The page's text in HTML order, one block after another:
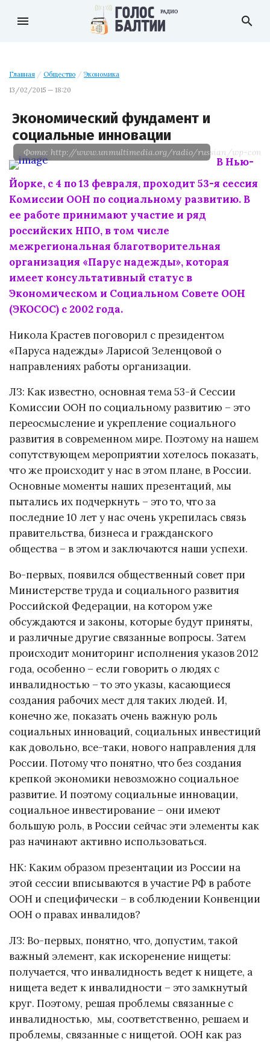
menu search
Главная / Общество / Экономика
13/02/2015 — 18:20
Экономический фундамент и
социальные инновации
Фото: http://www.unmultimedia.org/radio/russian/wp-
В Нью-
Йорке, с 4 по 13 февраля, проходит 53-я сессия
Комиссии ООН по социальному развитию. В
ее работе принимают участие и ряд
российских НПО, в том числе
межрегиональная благотворительная
организация «Парус надежды», которая
имеет консультативный статус в
Экономическом и Социальном Совете ООН
(ЭКОСОС) с 2002 года.
Никола Крастев поговорил с президентом
«Паруса надежды» Ларисой Зеленцовой о
направлениях работы организации.
ЛЗ: Как известно, основная тема 53-й Сессии
Комиссии ООН по социальному развитию – это
переосмысление и укрепление социального
развития в современном мире. Поэтому на нашем
сопутствующем мероприятии хотелось показать,
что же происходит у нас в этом плане, в России.
Основные моменты наших презентаций, мы
пытались их подчеркнуть – это то, что за
последние 10 лет у нас очень укрепилась связь
правительства, бизнеса и гражданского
общества – в этом и заключаются наши успехи.
Во-первых, появился общественный совет при
Министерстве труда и социального развития
Российской Федерации, на котором уже
обсуждаются и законы, которые будут приняты,
и различные другие связанные вопросы. Затем
происходит мониторинг исполнения указов 2012
года, особенно – если говорить о людях с
инвалидностью – то это указы, касающиеся
создания рабочих мест для таких людей. И,
конечно же, показать очень важную роль
социальных инноваций, социальных инвестиций
как довольно, все-таки, нового направления для
России. Потому что понятно, что без создания
крепкой экономики невозможно социальное
развитие. И поэтому социальные инновации,
социальное инвестирование – они имеют
большую роль, в России сейчас эти элементы как
раз начинают активно использоваться.
НК: Каким образом презентации из России на
этой сессии вписываются в участие РФ в работе
ООН и специфически – в соблюдении Конвенции
ООН о правах инвалидов?
ЛЗ: Во-первых, понятно, что, допустим, такой
важный элемент, как искоренение нищеты:
получается, что инвалидность ведет к нищете, а
нищета ведет к инвалидности – это замкнутый
круг. Поэтому, решая проблемы связанные с
инвалидностью, мы, соответственно, решаем и
проблемы, связанные с нищетой. ООН как раз